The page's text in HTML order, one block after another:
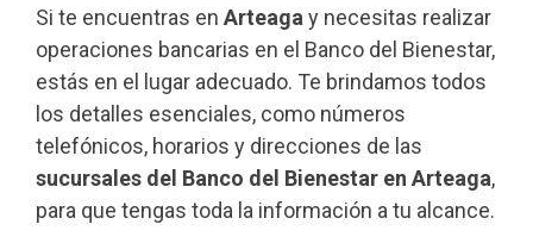
Si te encuentras en Arteagay necesitas realizar
operaciones bancarias en el Banco del Bienestar,
estás en el lugar adecuado. Te brindamos todos
los detalles esenciales, como números
telefónicos, horarios y direcciones de las
sucursales del Banco del Bienestar en Arteaga,
para que tengas toda la información a tu alcance.